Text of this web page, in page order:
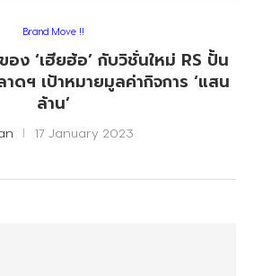
Brand Move !!
อง ‘เฮียฮ้อ’ กับวิชั่นใหม่ RS ปั้น
ดฯ เป้าหมายมูลค่ากิจการ ‘แสน
ล้าน’
17 January 2023